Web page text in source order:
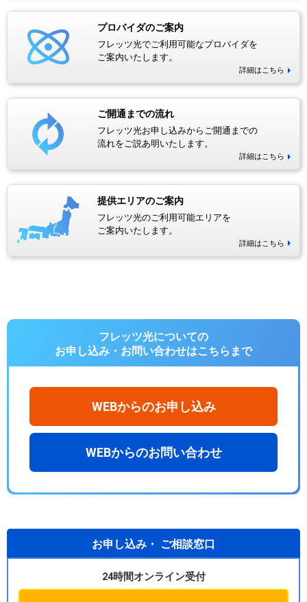
プロバイダのご案内
フレッツ光でご利用可能なプロバイダを
ご案内いたします。
詳細はこちら
ご開通までの流れ
フレッツ光お申し込みからご開通までの
流れをご説あ明いたします。
詳細はこちら
提供エリアのご案内
フレッツ光のご利用可能エリアを
ご案内いたします。
詳細はこちら
フレッツ光についての
お申し込み・お問い合わせはこちらまで
WEBからのお申し込み
WEBからのお問い合わせ
お申し込み・ ご相談窓口
24時間オンライン受付